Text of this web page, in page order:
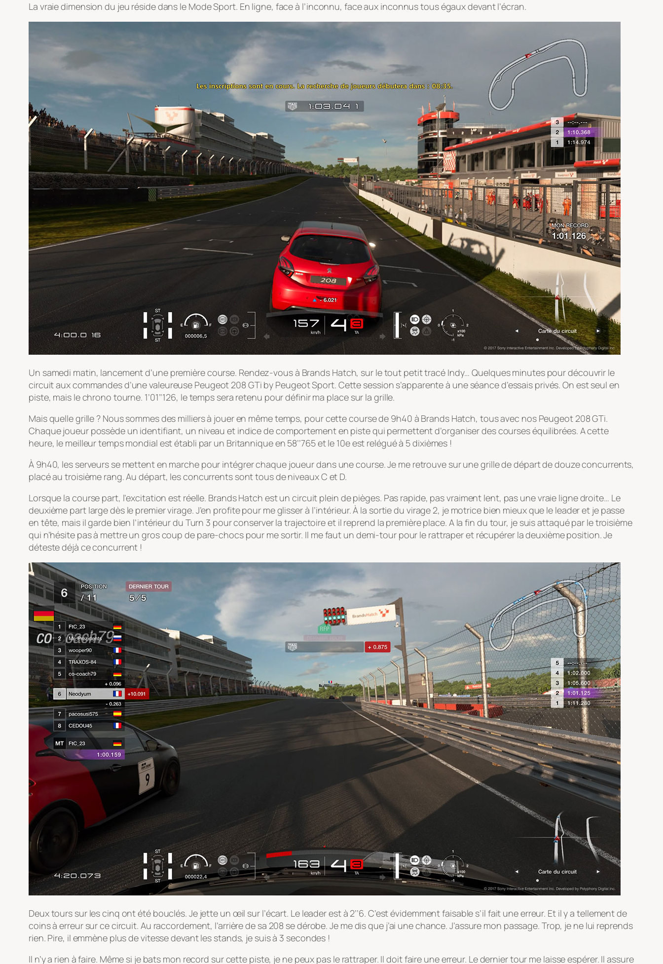
La vraie dimension du jeu réside dans le Mode Sport. En ligne, face à l’inconnu, face aux inconnus tous égaux devant l’écran.
Un samedi matin, lancement d’une première course. Rendez-vous à Brands Hatch, sur le tout petit tracé Indy… Quelques minutes pour découvrir le
circuit aux commandes d’une valeureuse Peugeot 208 GTi by Peugeot Sport. Cette session s’apparente à une séance d’essais privés. On est seul en
piste, mais le chrono tourne. 1’01’’126, le temps sera retenu pour définir ma place sur la grille.
Mais quelle grille ? Nous sommes des milliers à jouer en même temps, pour cette course de 9h40 à Brands Hatch, tous avec nos Peugeot 208 GTi.
Chaque joueur possède un identifiant, un niveau et indice de comportement en piste qui permettent d’organiser des courses équilibrées. A cette
heure, le meilleur temps mondial est établi par un Britannique en 58’’765 et le 10e est relégué à 5 dixièmes !
À 9h40, les serveurs se mettent en marche pour intégrer chaque joueur dans une course. Je me retrouve sur une grille de départ de douze concurrents,
placé au troisième rang. Au départ, les concurrents sont tous de niveaux C et D.
Lorsque la course part, l’excitation est réelle. Brands Hatch est un circuit plein de pièges. Pas rapide, pas vraiment lent, pas une vraie ligne droite… Le
deuxième part large dès le premier virage. J’en profite pour me glisser à l’intérieur. À la sortie du virage 2, je motrice bien mieux que le leader et je passe
en tête, mais il garde bien l’intérieur du Turn 3 pour conserver la trajectoire et il reprend la première place. A la fin du tour, je suis attaqué par le troisième
qui n’hésite pas à mettre un gros coup de pare-chocs pour me sortir. Il me faut un demi-tour pour le rattraper et récupérer la deuxième position. Je
déteste déjà ce concurrent !
Deux tours sur les cinq ont été bouclés. Je jette un œil sur l’écart. Le leader est à 2’’6. C’est évidemment faisable s’il fait une erreur. Et il y a tellement de
coins à erreur sur ce circuit. Au raccordement, l’arrière de sa 208 se dérobe. Je me dis que j’ai une chance. J’assure mon passage. Trop, je ne lui reprends
rien. Pire, il emmène plus de vitesse devant les stands, je suis à 3 secondes !
Il n’y a rien à faire. Même si je bats mon record sur cette piste, je ne peux pas le rattraper. Il doit faire une erreur. Le dernier tour me laisse espérer. Il assure